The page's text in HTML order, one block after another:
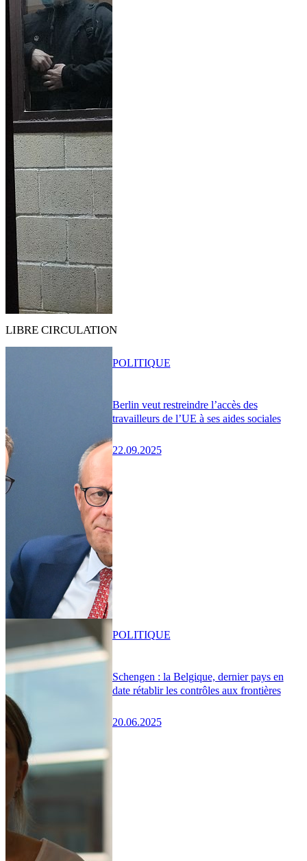
LIBRE CIRCULATION
Berlin veut restreindre l’accès des
travailleurs de l’UE à ses aides sociales
22.09.2025
POLITIQUE
Schengen : la Belgique, dernier pays en
date rétablir les contrôles aux frontières
20.06.2025
POLITIQUE